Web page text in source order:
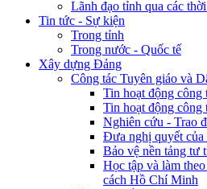
Lãnh đạo tỉnh qua các
Tin tức - Sự kiện
Trong tỉnh
Trong nước - Quốc tế
Xây dựng Đảng
Công tác Tuyên giáo và
Tin hoạt động công
Tin hoạt động công
Nghiên cứu - Trao
Đưa nghị quyết
Bảo vệ nền tảng tư
Học tập và làm
cách Hồ Chí Minh